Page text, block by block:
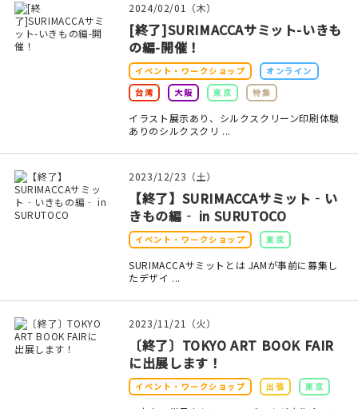
2024/02/01（木）
[終了]SURIMACCAサミット-いきも
の編-開催！
イベント・ワークショップ
オンライン
台湾
大阪 東京 特集
イラスト展示あり、シルクスクリーン印刷体験
ありのシルクスクリ ...
2023/12/23（土）
【終了】SURIMACCAサミット‐い
きもの編‐ in SURUTOCO
イベント・ワークショップ 東京
SURIMACCAサミットとは JAMが事前に募集し
たデザイ ...
2023/11/21（火）
〔終了〕TOKYO ART BOOK FAIR
に出展します！
イベント・ワークショップ 出張 東京